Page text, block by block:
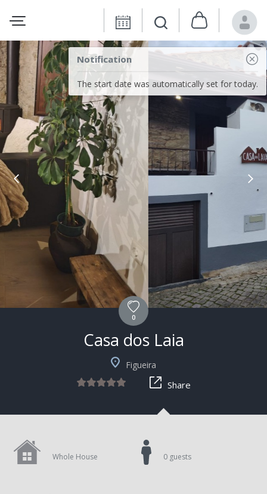
Notification
The start date was automatically set for today.
0
Casa dos Laia
Figueira
Share
Whole House 0 guests